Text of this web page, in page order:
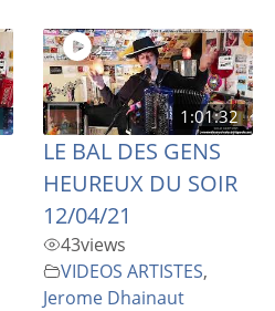
1:01:32
LE BAL DES GENS
HEUREUX DU SOIR
12/04/21
43views
VIDEOS ARTISTES,
Jerome Dhainaut